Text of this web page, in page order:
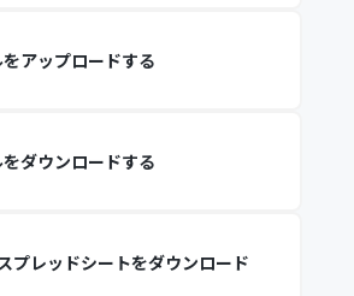
アップロードする
ダウンロードする
プレッドシートをダウンロード